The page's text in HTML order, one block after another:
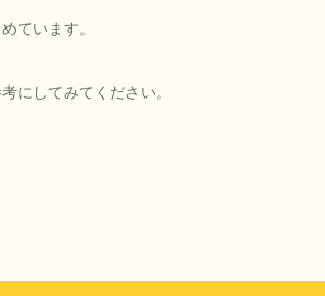
ています。
にしてみてください。